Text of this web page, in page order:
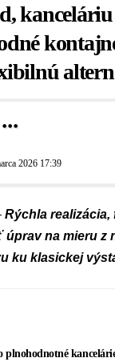
kanceláriu
2026 17:39
Rýchla realizácia,
úprav na mieru z
ku klasickej
plnohodnotné